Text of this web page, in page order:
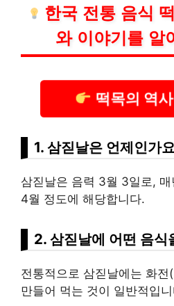
한국 전통 음식
와 이야기를 알
떡목의 역
1. 삼짇날은 언제인가
삼짇날은 음력 3월 3일로,
4월 정도에 해당합니다.
2. 삼짇날에 어떤 음식
전통적으로 삼짇날에는 화
만들어 먹는 것이 일반적입